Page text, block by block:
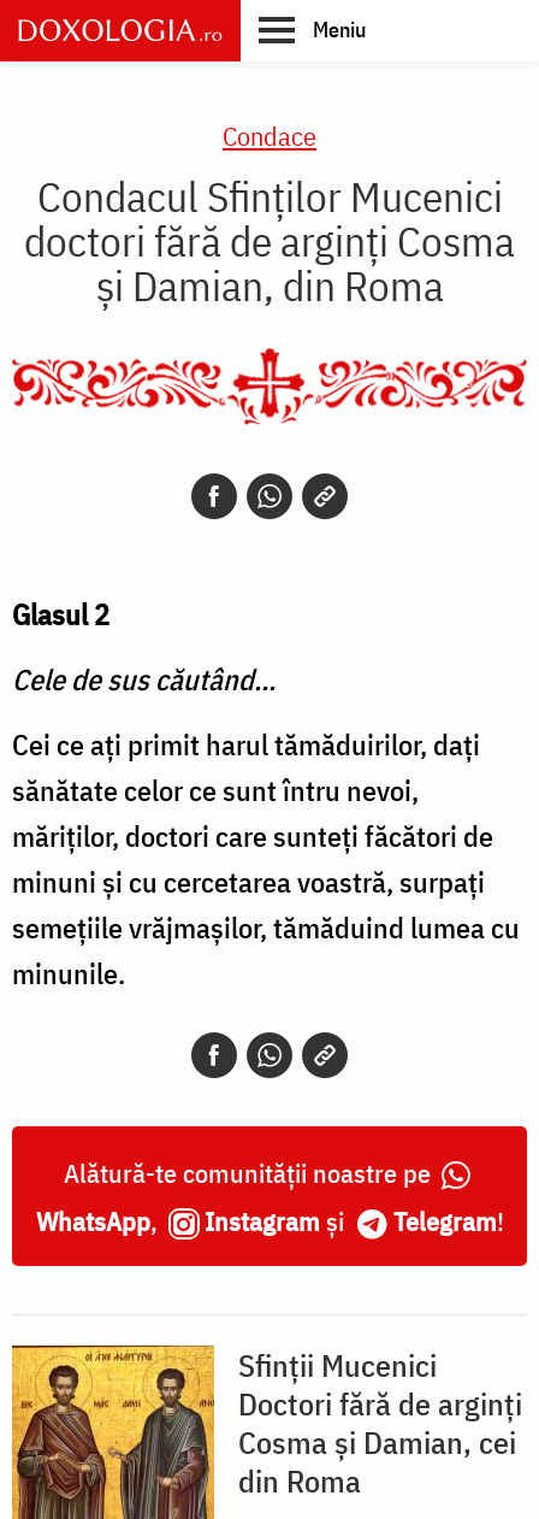
Skip
to
main
Meniu
Condace
Condacul Sfinţilor Mucenici
doctori fără de arginţi Cosma
şi Damian, din Roma
Glasul 2
Cele de sus căutând...
Cei ce aţi primit harul tămăduirilor, daţi
sănătate celor ce sunt întru nevoi,
măriţilor, doctori care sunteţi făcători de
minuni şi cu cercetarea voastră, surpaţi
semeţiile vrăjmaşilor, tămăduind lumea cu
minunile.
Alătură-te comunității noastre pe
WhatsApp, Instagram și Telegram!
Sfinții Mucenici
Doctori fără de arginți
Cosma și Damian, cei
din Roma